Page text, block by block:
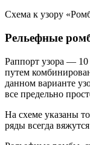
Схема к узору
Рельефные
Раппорт узора —
путем
данном варианте
все предельно
На схеме указаны
ряды всегда